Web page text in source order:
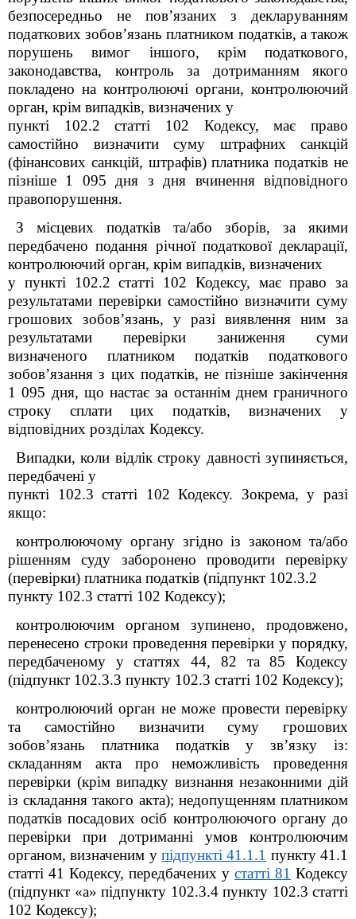
безпосередньо не пов’язаних з декларуванням
податкових зобов’язань платником податків, а також
порушень вимог іншого, крім податкового,
законодавства, контроль за дотриманням якого
покладено на контролюючі органи, контролюючий
орган, крім випадків, визначених у
пункті 102.2 статті 102 Кодексу, має право
самостійно визначити суму штрафних санкцій
(фінансових санкцій, штрафів) платника податків не
пізніше 1 095 дня з дня вчинення відповідного
правопорушення.
З місцевих податків та/або зборів, за якими
передбачено подання річної податкової декларації,
контролюючий орган, крім випадків, визначених
у пункті 102.2 статті 102 Кодексу, має право за
результатами перевірки самостійно визначити суму
грошових зобов’язань, у разі виявлення ним за
результатами перевірки заниження суми
визначеного платником податків податкового
зобов’язання з цих податків, не пізніше закінчення
1 095 дня, що настає за останнім днем граничного
строку сплати цих податків, визначених у
відповідних розділах Кодексу.
Випадки, коли відлік строку давності зупиняється,
передбачені у
пункті 102.3 статті 102 Кодексу. Зокрема, у разі
якщо:
контролюючому органу згідно із законом та/або
рішенням суду заборонено проводити перевірку
(перевірки) платника податків (підпункт 102.3.2
пункту 102.3 статті 102 Кодексу);
контролюючим органом зупинено, продовжено,
перенесено строки проведення перевірки у порядку,
передбаченому у статтях 44, 82 та 85 Кодексу
(підпункт 102.3.3 пункту 102.3 статті 102 Кодексу);
контролюючий орган не може провести перевірку
та самостійно визначити суму грошових
зобов’язань платника податків у зв’язку із:
складанням акта про неможливість проведення
перевірки (крім випадку визнання незаконними дій
із складання такого акта); недопущенням платником
податків посадових осіб контролюючого органу до
перевірки при дотриманні умов контролюючим
органом, визначеним у підпункті 41.1.1 пункту 41.1
статті 41 Кодексу, передбачених у статті 81 Кодексу
(підпункт «а» підпункту 102.3.4 пункту 102.3 статті
102 Кодексу);